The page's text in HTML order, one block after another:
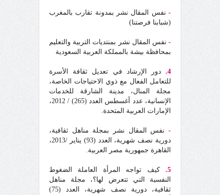
- نفس المقال نشر بمدونة تقارب بالمغرب
(شبابنا فرصتنا)
- نفس المقال نشر بمنتديات التربية والتعليم
بمحافظة بيشة بالمملكة العربية السعودية
4.
دور الإرشاد في تعديل ثقافة الأسرة
للتعامل الفعال مع ذوي الاحتياجات الخاصة،
مجلة المنال، مدينة الشارقة للخدمات
الإنسانية، عدد أغسطس العدد (265) / 2012،
الإمارات العربية المتحدة.
- نفس المقال نشر بمجلة مناهل ثقافية،
دورية نصف شهرية، العدد (93) يناير /2013،
القاهرة جمهورية مصر العربية.
5.
كيف تواجه المرأة العاملة الضغوط
النفسية التي تتعرض لها؟، مجلة مناهل
ثقافية، دورية نصف شهرية، العدد (75)